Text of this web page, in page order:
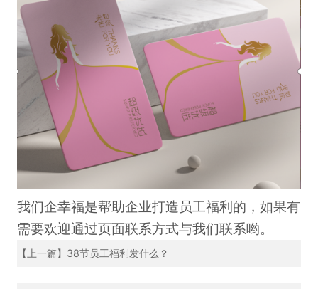
我们企幸福是帮助企业打造员工福利的，如果有
需要欢迎通过页面联系方式与我们联系哟。
【上一篇】38节员工福利发什么？